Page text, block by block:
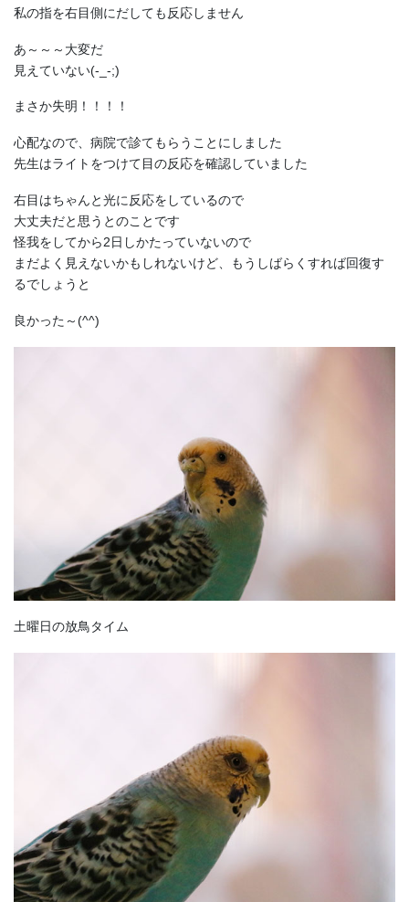
私の指を右目側にだしても反応しません
あ～～～大変だ
見えていない(-_-;)
まさか失明！！！！
心配なので、病院で診てもらうことにしました
先生はライトをつけて目の反応を確認していました
右目はちゃんと光に反応をしているので
大丈夫だと思うとのことです
怪我をしてから2日しかたっていないので
まだよく見えないかもしれないけど、もうしばらくすれば回復す
るでしょうと
良かった～(^^)
土曜日の放鳥タイム